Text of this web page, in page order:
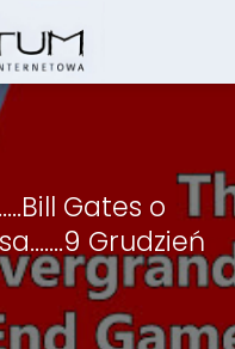
Gates o
Grudzień